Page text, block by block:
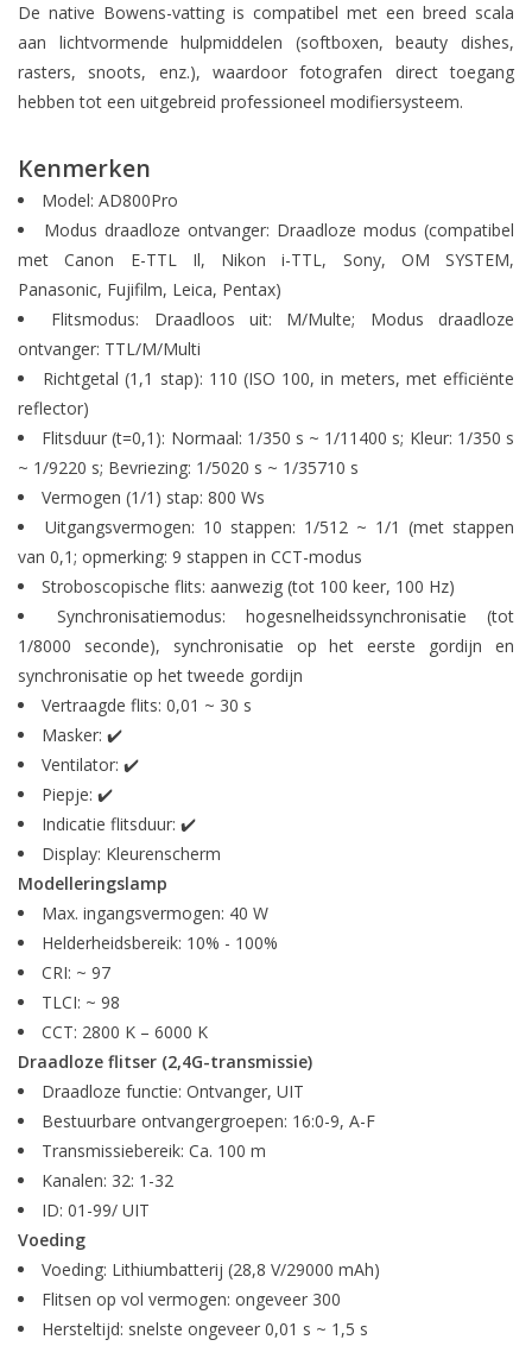
De native Bowens-vatting is compatibel met een breed scala
aan lichtvormende hulpmiddelen (softboxen, beauty dishes,
rasters, snoots, enz.), waardoor fotografen direct toegang
hebben tot een uitgebreid professioneel modifiersysteem.
Kenmerken
Model: AD800Pro
Modus draadloze ontvanger: Draadloze modus (compatibel
met Canon E-TTL Il, Nikon i-TTL, Sony, OM SYSTEM,
Panasonic, Fujifilm, Leica, Pentax)
Flitsmodus: Draadloos uit: M/Multe; Modus draadloze
ontvanger: TTL/M/Multi
Richtgetal (1,1 stap): 110 (ISO 100, in meters, met efficiënte
reflector)
Flitsduur (t=0,1): Normaal: 1/350 s ~ 1/11400 s; Kleur: 1/350 s
~ 1/9220 s; Bevriezing: 1/5020 s ~ 1/35710 s
Vermogen (1/1) stap: 800 Ws
Uitgangsvermogen: 10 stappen: 1/512 ~ 1/1 (met stappen
van 0,1; opmerking: 9 stappen in CCT-modus
Stroboscopische flits: aanwezig (tot 100 keer, 100 Hz)
Synchronisatiemodus: hogesnelheidssynchronisatie (tot
1/8000 seconde), synchronisatie op het eerste gordijn en
synchronisatie op het tweede gordijn
Vertraagde flits: 0,01 ~ 30 s
Masker: ✔️
Ventilator: ✔️
Piepje: ✔️
Indicatie flitsduur: ✔️
Display: Kleurenscherm
Modelleringslamp
Max. ingangsvermogen: 40 W
Helderheidsbereik: 10% - 100%
CRI: ~ 97
TLCI: ~ 98
CCT: 2800 K – 6000 K
Draadloze flitser (2,4G-transmissie)
Draadloze functie: Ontvanger, UIT
Bestuurbare ontvangergroepen: 16:0-9, A-F
Transmissiebereik: Ca. 100 m
Kanalen: 32: 1-32
ID: 01-99/ UIT
Voeding
Voeding: Lithiumbatterij (28,8 V/29000 mAh)
Flitsen op vol vermogen: ongeveer 300
Hersteltijd: snelste ongeveer 0,01 s ~ 1,5 s